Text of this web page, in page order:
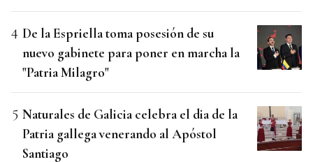
De la Espriella toma posesión de su
nuevo gabinete para poner en marcha la
"Patria Milagro"
Naturales de Galicia celebra el dia de la
Patria gallega venerando al Apóstol
Santiago